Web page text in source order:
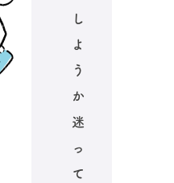
し
よ
う
か
迷
っ
て